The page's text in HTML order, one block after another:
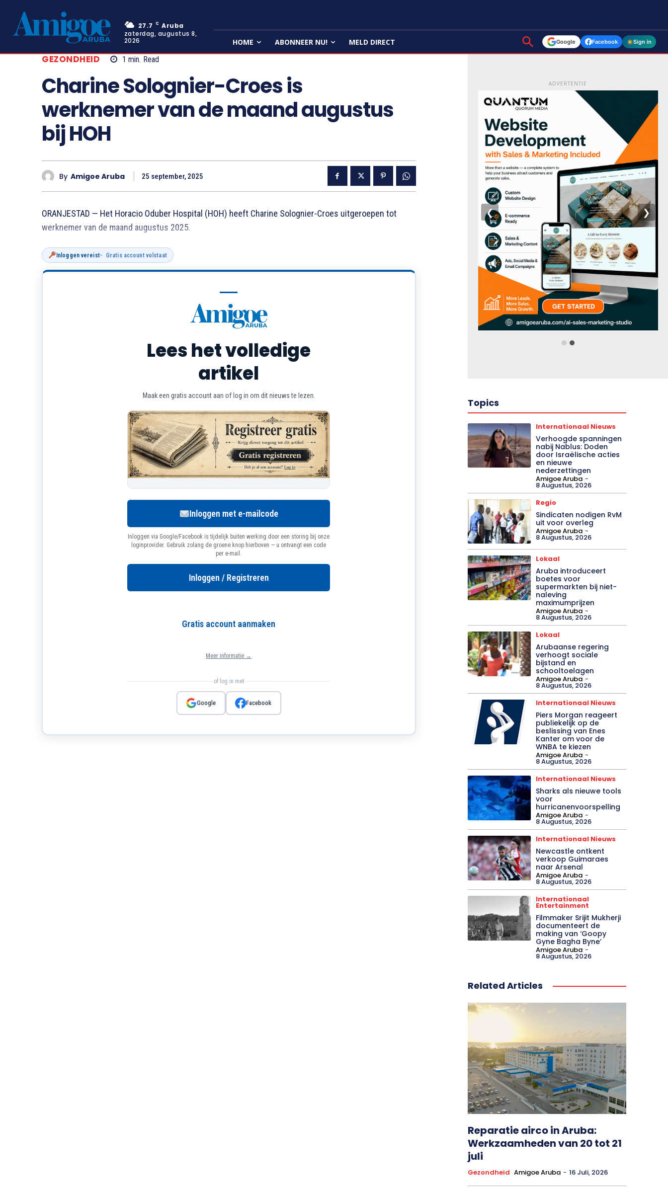
27.7 C Aruba
zaterdag, augustus 8,
2026
HOME ABONNEER NU! MELD DIRECT Google Facebook Sign in
GEZONDHEID 1 min. Read
Charine Solognier-Croes is
werknemer van de maand augustus
bij HOH
By Amigoe Aruba 25 september, 2025
ORANJESTAD — Het Horacio Oduber Hospital (HOH) heeft Charine Solognier-Croes uitgeroepen tot
werknemer van de maand augustus 2025.
Inloggen vereist Gratis account volstaat
Lees het volledige
artikel
Maak een gratis account aan of log in om dit nieuws te lezen.
Inloggen met e-mailcode
Inloggen via Google/Facebook is tijdelijk buiten werking door een storing bij onze
loginprovider. Gebruik zolang de groene knop hierboven — u ontvangt een code
per e-mail.
Inloggen / Registreren
Gratis account aanmaken
Meer informatie →
of log in met
Google Facebook
ADVERTENTIE
❮ ❯
Topics
Internationaal Nieuws
Verhoogde spanningen
nabij Nablus: Doden
door Israëlische acties
en nieuwe
nederzettingen
Amigoe Aruba -
8 Augustus, 2026
Regio
Sindicaten nodigen RvM
uit voor overleg
Amigoe Aruba -
8 Augustus, 2026
Lokaal
Aruba introduceert
boetes voor
supermarkten bij niet-
naleving
maximumprijzen
Amigoe Aruba -
8 Augustus, 2026
Lokaal
Arubaanse regering
verhoogt sociale
bijstand en
schooltoelagen
Amigoe Aruba -
8 Augustus, 2026
Internationaal Nieuws
Piers Morgan reageert
publiekelijk op de
beslissing van Enes
Kanter om voor de
WNBA te kiezen
Amigoe Aruba -
8 Augustus, 2026
Internationaal Nieuws
Sharks als nieuwe tools
voor
hurricanenvoorspelling
Amigoe Aruba -
8 Augustus, 2026
Internationaal Nieuws
Newcastle ontkent
verkoop Guimaraes
naar Arsenal
Amigoe Aruba -
8 Augustus, 2026
Internationaal
Entertainment
Filmmaker Srijit Mukherji
documenteert de
making van ‘Goopy
Gyne Bagha Byne’
Amigoe Aruba -
8 Augustus, 2026
Related Articles
Reparatie airco in Aruba:
Werkzaamheden van 20 tot 21
juli
Gezondheid Amigoe Aruba - 16 Juli, 2026